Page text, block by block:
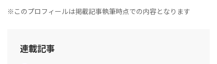
※このプロフィールは掲載記事執筆時点での内容となります
連載記事